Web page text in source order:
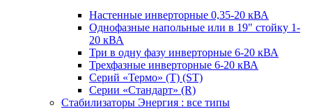
Настенные инверторные 0,35-20 кВА
Однофазные напольные или в 19" стойку 1-
20 кВА
Три в одну фазу инверторные 6-20 кВА
Трехфазные инверторные 6-20 кВА
Серий «Термо» (T) (ST)
Серии «Стандарт» (R)
Стабилизаторы Энергия : все типы